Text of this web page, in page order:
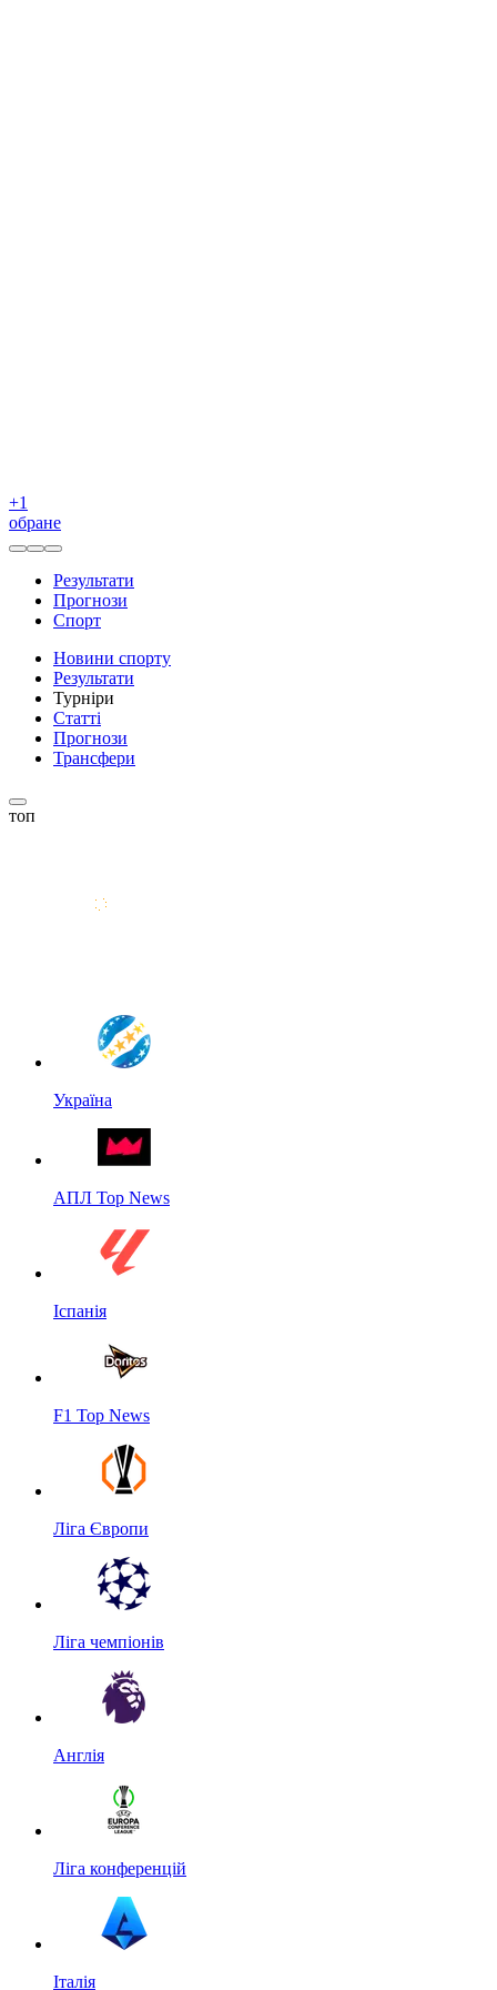
+1
обране
Результати
Прогнози
Спорт
Новини спорту
Результати
Турніри
Статті
Прогнози
Трансфери
топ
Україна
АПЛ Top News
Іспанія
F1 Top News
Ліга Європи
Ліга чемпіонів
Англія
Ліга конференцій
Італія